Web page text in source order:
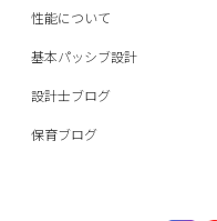
性能について
基本パッシブ設計
設計士ブログ
保育ブログ